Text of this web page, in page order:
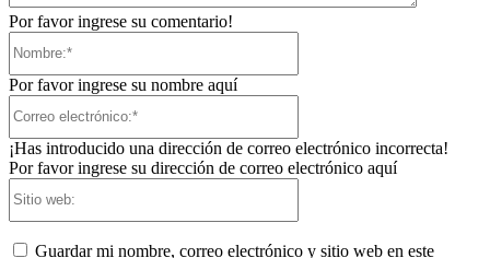
Por favor ingrese su comentario!
Por favor ingrese su nombre aquí
¡Has introducido una dirección de correo electrónico incorrecta!
Por favor ingrese su dirección de correo electrónico aquí
Guardar mi nombre, correo electrónico y sitio web en este